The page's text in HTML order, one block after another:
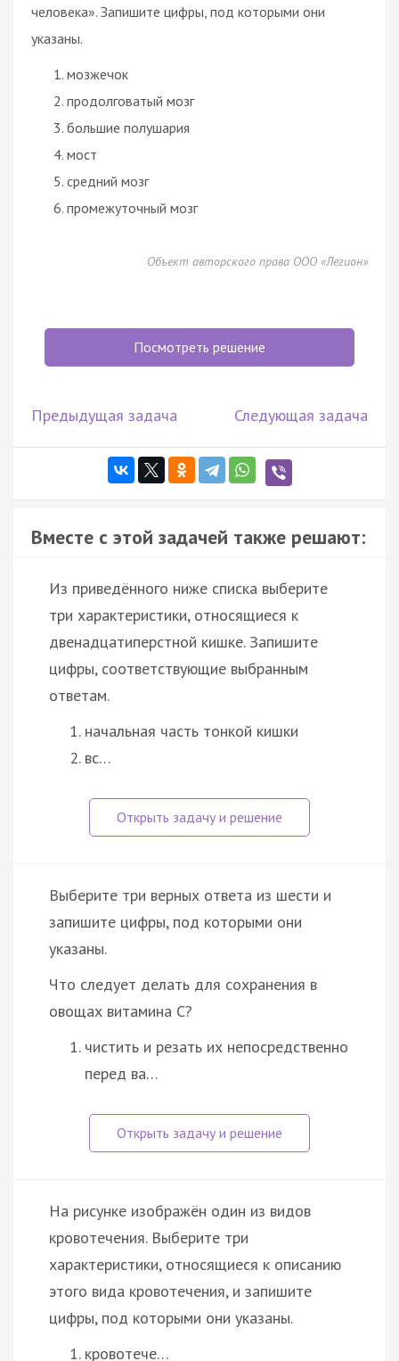
человека». Запишите цифры, под которыми они
указаны.
мозжечок
продолговатый мозг
большие полушария
мост
средний мозг
промежуточный мозг
Объект авторского права ООО «Легион»
Посмотреть решение
Предыдущая задача Следующая задача
Вместе с этой задачей также решают:
Из приведённого ниже списка выберите
три характеристики, относящиеся к
двенадцатиперстной кишке. Запишите
цифры, соответствующие выбранным
ответам.
начальная часть тонкой кишки
вс…
Выберите три верных ответа из шести и
запишите цифры, под которыми они
указаны.
Что следует делать для сохранения в
овощах витамина С?
чистить и резать их непосредственно
перед ва…
На рисунке изображён один из видов
кровотечения. Выберите три
характеристики, относящиеся к описанию
этого вида кровотечения, и запишите
цифры, под которыми они указаны.
кровотече…